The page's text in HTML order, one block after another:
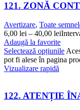
121. ZONĂ
Avertizare, Toate
6,00 lei – 40,00 lei
Adaugă la favorite
Selectează opțiunile
pot fi alese în pagina
Vizualizare rapidă
122. ATENȚIE